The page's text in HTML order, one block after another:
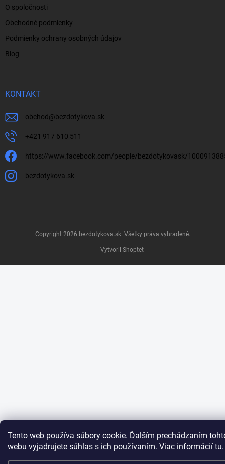
Tento web používa súbory cookie. Ďalším prechádzaním
webu vyjadrujete súhlas s ich používaním. Viac informácií tu.
O spoločnosti
Obchodné podmienky
Podmienky ochrany osobných údajov
Blog
KONTAKT
obchod @bezdotykova.sk
+421 917 610 511
https://www.facebook.com/people/bezdotykovask/
bezdotykova.sk
Vytvoril Shoptet
Copyright 2026 bezdotykova.sk. Všetky práva vyhradené.